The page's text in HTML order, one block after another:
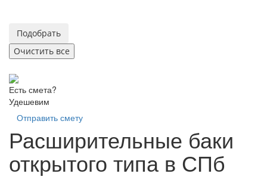
Есть смета?
Удешевим
Отправить смету
Расширительные баки
открытого типа в СПб